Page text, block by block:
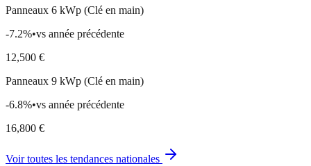
Panneaux 6 kWp (Clé en main)
-7.2%•vs année précédente
12,500 €
Panneaux 9 kWp (Clé en main)
-6.8%•vs année précédente
16,800 €
Voir toutes les tendances nationales